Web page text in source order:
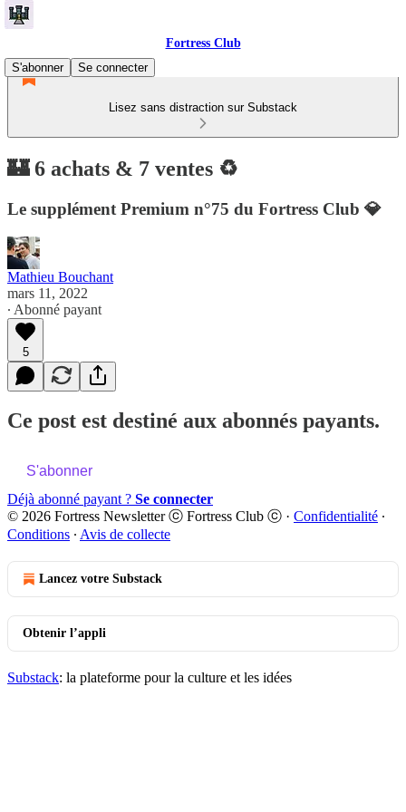
Fortress Club
S'abonner
Se connecter
Lisez sans distraction sur Substack
🏰 6 achats & 7 ventes ♻️
Le supplément Premium n°75 du Fortress Club 💎
Mathieu Bouchant
mars 11, 2022
∙ Abonné payant
5
Ce post est destiné aux abonnés payants.
S'abonner
Déjà abonné payant ? Se connecter
© 2026 Fortress Newsletter ⓒ Fortress Club ⓒ · Confidentialité ∙
Conditions ∙ Avis de collecte
Lancez votre Substack
Obtenir l’appli
Substack: la plateforme pour la culture et les idées